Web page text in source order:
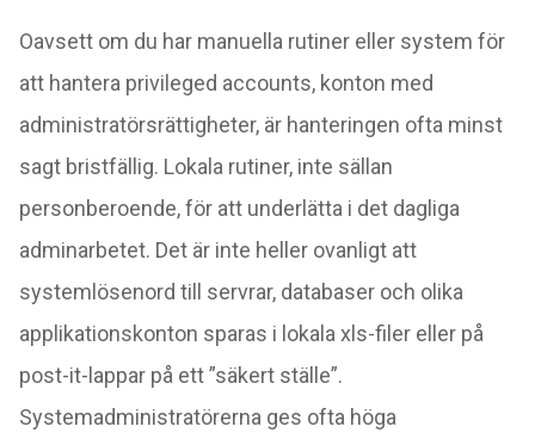
Oavsett om du har manuella rutiner eller system för
att hantera privileged accounts, konton med
administratörsrättigheter, är hanteringen ofta minst
sagt bristfällig. Lokala rutiner, inte sällan
personberoende, för att underlätta i det dagliga
adminarbetet. Det är inte heller ovanligt att
systemlösenord till servrar, databaser och olika
applikationskonton sparas i lokala xls-filer eller på
post-it-lappar på ett ”säkert ställe”.
Systemadministratörerna ges ofta höga